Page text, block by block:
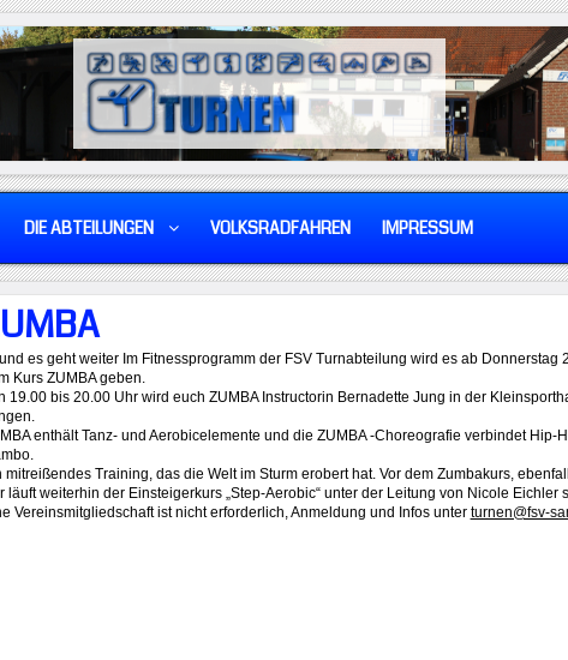
DIE ABTEILUNGEN VOLKSRADFAHREN IMPRESSUM
es geht weiter Im Fitnessprogramm der FSV Turnabteilung wird es ab Donnerstag
Kurs ZUMBA geben.
19.00 bis 20.00 Uhr wird euch ZUMBA Instructorin Bernadette Jung in der
enthält Tanz- und Aerobicelemente und die ZUMBA -Choreografie verbindet Hip-
mitreißendes Training, das die Welt im Sturm erobert hat. Vor dem Zumbakurs,
läuft weiterhin der Einsteigerkurs „Step-Aerobic“ unter der Leitung von Nicole Eichler
Vereinsmitgliedschaft ist nicht erforderlich, Anmeldung und Infos unter turnen@fsv-